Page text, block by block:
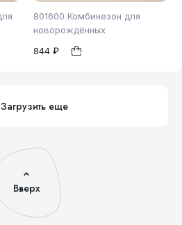
801600 Комбинезон для
новорождённых
844 ₽
62 68
Загрузить еще
Вверх